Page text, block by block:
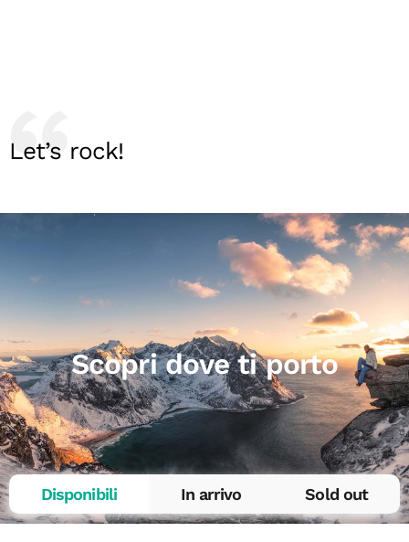
Let’s rock!
Scopri dove ti porto
Disponibili In arrivo Sold out